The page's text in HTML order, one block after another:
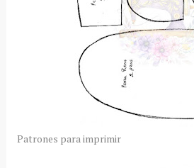
Patrones para imprimir